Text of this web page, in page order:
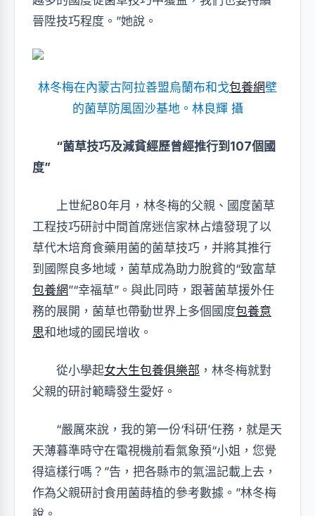
晉陞技巧程度。”她說。
林冬梅在內蒙古阿拉善盟烏蘭布和戈包養網壁
的菌草防風固沙基地。林良輝 攝
“菌草技巧及減貧經歷曾經推行到107個國
度”
上世紀80年月，林冬梅的父親、國度菌草
工程技巧研討中間首席迷信家林占熺發現了以
草代木培育食藥用菌的菌草技巧，并將其推行
到國際良多地域，菌草成為助力脫貧的“致富草
包養網”“幸福草”。與此同時，跟著菌草援外任
務的展開，菌草也帶動世界上多個國度包養意
思和地域的國民增收。
從小學起女大生包養俱樂部 ，林冬梅就對
父親的研討範疇發生愛好。
“嚴厲來說，我的第一份‘科研’任務，就是天
天薄暮準時守在電視機前看氣象預“小姐，您覺
得這樣行嗎？”告，把各縣市的氣溫記載上去，
作為父親研討食用菌蒔植的參考數據。”林冬梅